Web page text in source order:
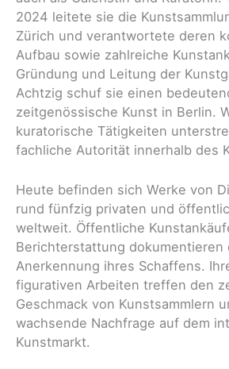
2024 leitete sie die
Zürich und verantwortete deren
Aufbau sowie zahlreiche
Gründung und Leitung der
Achtzig schuf sie einen
zeitgenössische Kunst in Berlin.
kuratorische Tätigkeiten
fachliche Autorität innerhalb des
Heute befinden sich Werke von
rund fünfzig privaten und
weltweit. Öffentliche
Berichterstattung
Anerkennung ihres Schaffens.
figurativen Arbeiten treffen den
Geschmack von Kunstsammlern
wachsende Nachfrage auf dem
Kunstmarkt.